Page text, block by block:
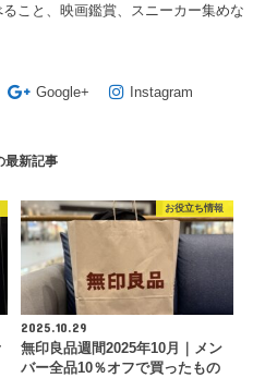
こと、映画鑑賞、スニーカー集めな
Google+ Instagram
最新記事
お役立ち情報
2025.10.29
無印良品週間2025年10月｜メン
バー全品10％オフで買ったもの